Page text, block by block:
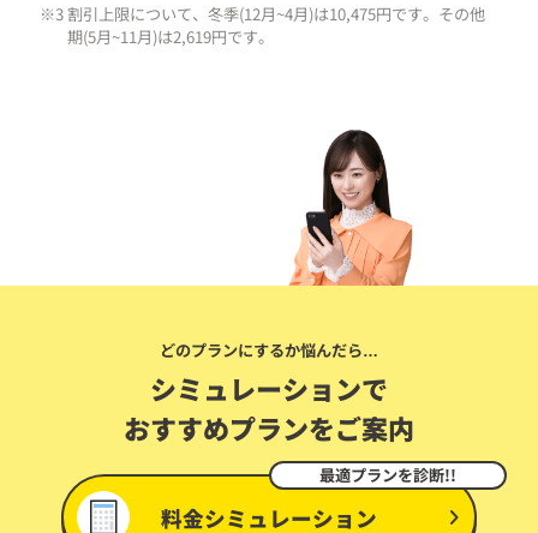
※3 割引上限について、冬季(12月~4月)は10,475円です。その他
期(5月~11月)は2,619円です。
どのプランにするか悩んだら…
シミュレーションで
おすすめプランをご案内
最適プランを診断!!
料金シミュレーション